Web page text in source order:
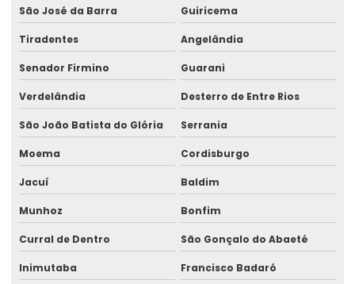
São José da Barra Guiricema
Tiradentes Angelândia
Senador Firmino Guarani
Verdelândia Desterro de Entre Rios
São João Batista do Glória Serrania
Moema Cordisburgo
Jacuí Baldim
Munhoz Bonfim
Curral de Dentro São Gonçalo do Abaeté
Inimutaba Francisco Badaró